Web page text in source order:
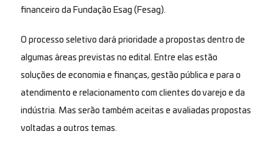
financeiro da Fundação Esag (Fesag).
O processo seletivo dará prioridade a propostas dentro de
algumas áreas previstas no edital. Entre elas estão
soluções de economia e finanças, gestão pública e para o
atendimento e relacionamento com clientes do varejo e da
indústria. Mas serão também aceitas e avaliadas propostas
voltadas a outros temas.